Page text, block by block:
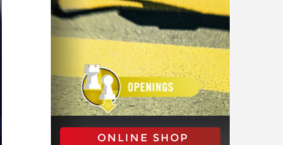
ONLINE SHOP